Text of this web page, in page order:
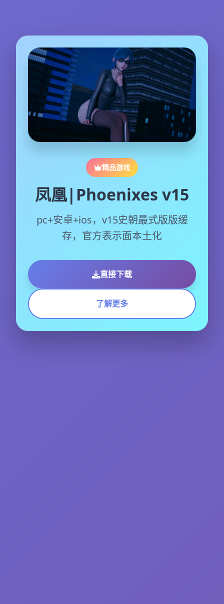
精品游戏
凤凰|Phoenixes v15
pc+安卓+ios，v15史朝最式版版缓
存，官方表示面本土化
直接下载
了解更多